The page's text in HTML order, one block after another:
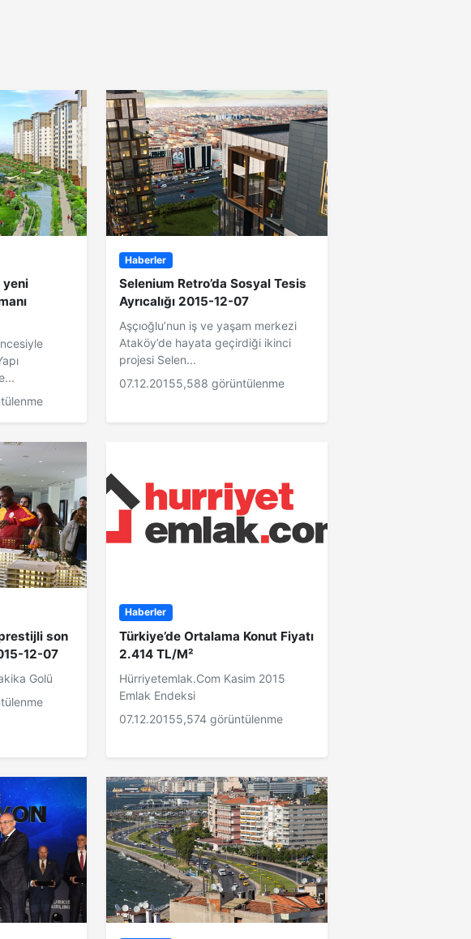
yeni
Haberler
Selenium Retro’da Sosyal Tesis
Ayrıcalığı 2015-12-07
Aşçıoğlu’nun iş ve yaşam merkezi
Ataköy’de hayata geçirdiği ikinci
projesi Selen...
07.12.20155,588 görüntülenme
son
12-07
Golü
Haberler
Türkiye’de Ortalama Konut Fiyatı
2.414 TL/M²
Hürriyetemlak.Com Kasim 2015
Emlak Endeksi
07.12.20155,574 görüntülenme